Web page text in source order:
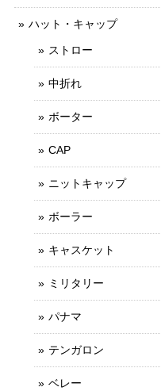
ハット・キャップ
ストロー
中折れ
ボーター
CAP
ニットキャップ
ボーラー
キャスケット
ミリタリー
パナマ
テンガロン
ベレー